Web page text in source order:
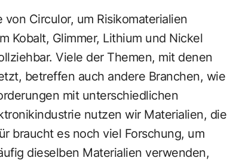
Circulor, um Risikomaterialien
Kobalt, Glimmer, Lithium und Nickel
Viele der Themen, mit denen
betreffen auch andere Branchen, wie
mit unterschiedlichen
nutzen wir Materialien, die
braucht es noch viel Forschung, um
dieselben Materialien verwenden,